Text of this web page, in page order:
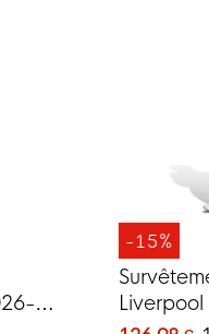
-15%
2026-